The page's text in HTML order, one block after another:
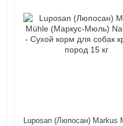
Luposan (Люпосан) Markus